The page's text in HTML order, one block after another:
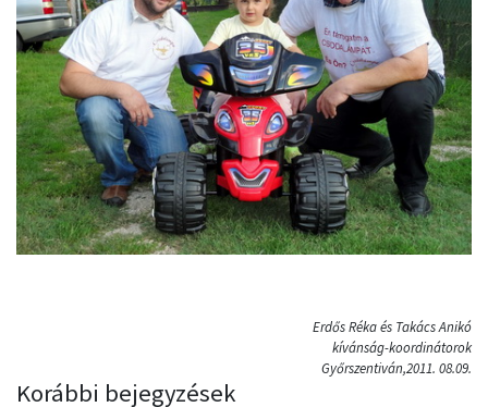
Erdős Réka és Takács Anikó
kívánság-koordinátorok
Győrszentiván,2011. 08.09.
Korábbi bejegyzések